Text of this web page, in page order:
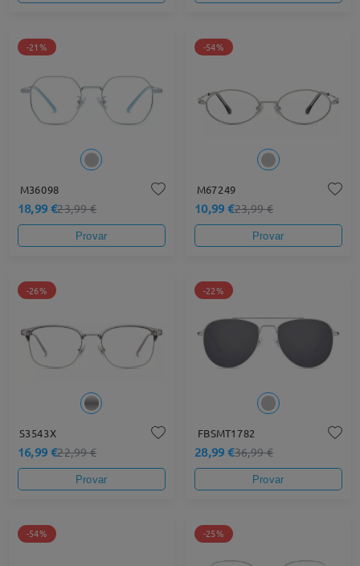
-21%
M36098
18,99 €23,99 €
Provar
-54%
M67249
10,99 €23,99 €
Provar
-26%
S3543X
16,99 €22,99 €
Provar
-22%
FBSMT1782
28,99 €36,99 €
Provar
-54% -25%